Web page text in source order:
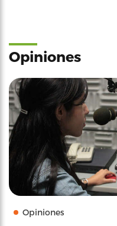
Opiniones
Opiniones